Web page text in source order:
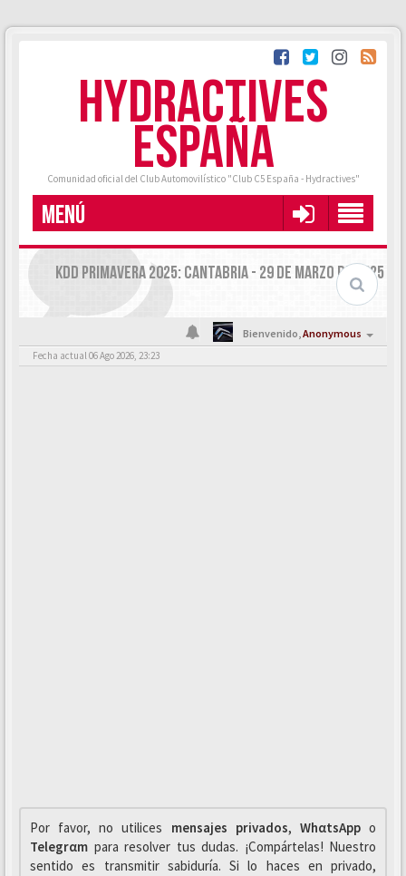
HYDRACTIVES
ESPAÑA
Comunidad oficial del Club Automovilístico "Club C5 España - Hydractives"
MENÚ
KDD PRIMAVERA 2025: CANTABRIA - 29 DE MARZO DE 2025
Bienvenido,Anonymous
Fecha actual 06 Ago 2026, 23:23
Por favor, no utilices mensajes privados, WhαtsAppo
Telegrαm para resolver tus dudas. ¡Compártelas! Nuestro
sentido es transmitir sabiduría. Si lo haces en privado,